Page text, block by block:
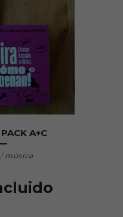
A+C
música